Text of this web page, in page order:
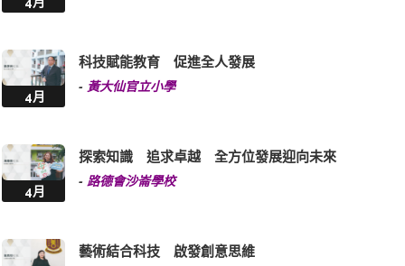
4月
科技賦能教育 促進全人發展
- 黃大仙官立小學
4月
探索知識 追求卓越 全方位發展迎向未來
- 路德會沙崙學校
藝術結合科技 啟發創意思維